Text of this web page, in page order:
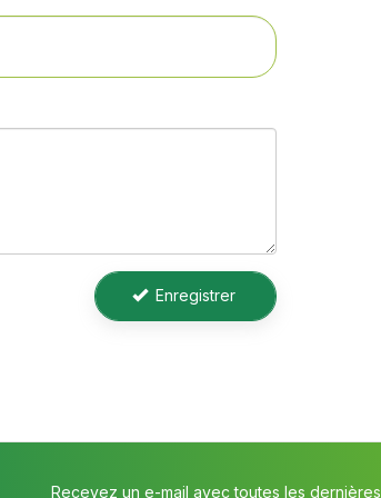
Enregistrer
Recevez un e-mail avec toutes les dernières